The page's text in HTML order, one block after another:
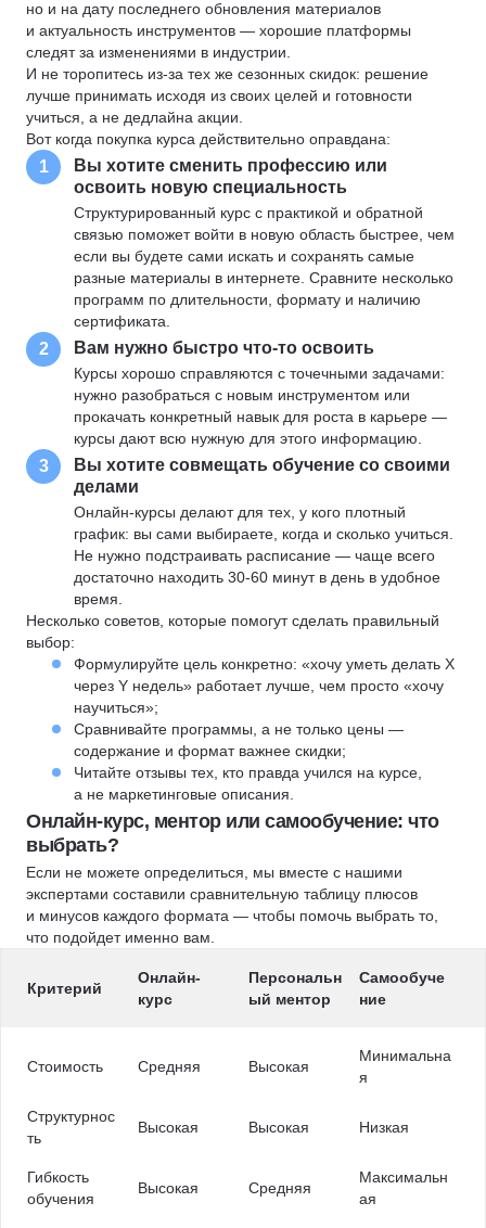
но и на дату последнего обновления материалов
и актуальность инструментов — хорошие платформы
следят за изменениями в индустрии.
И не торопитесь из-за тех же сезонных скидок: решение
лучше принимать исходя из своих целей и готовности
учиться, а не дедлайна акции.
Вот когда покупка курса действительно оправдана:
1
Вы хотите сменить профессию или
освоить новую специальность
Структурированный курс с практикой и обратной
связью поможет войти в новую область быстрее, чем
если вы будете сами искать и сохранять самые
разные материалы в интернете. Сравните несколько
программ по длительности, формату и наличию
сертификата.
2 Вам нужно быстро что-то освоить
Курсы хорошо справляются с точечными задачами:
нужно разобраться с новым инструментом или
прокачать конкретный навык для роста в карьере —
курсы дают всю нужную для этого информацию.
3
Вы хотите совмещать обучение со своими
делами
Онлайн-курсы делают для тех, у кого плотный
график: вы сами выбираете, когда и сколько учиться.
Не нужно подстраивать расписание — чаще всего
достаточно находить 30-60 минут в день в удобное
время.
Несколько советов, которые помогут сделать правильный
выбор:
Формулируйте цель конкретно: «хочу уметь делать X
через Y недель» работает лучше, чем просто «хочу
научиться»;
Сравнивайте программы, а не только цены —
содержание и формат важнее скидки;
Читайте отзывы тех, кто правда учился на курсе,
а не маркетинговые описания.
Онлайн-курс, ментор или самообучение: что
выбрать?
Если не можете определиться, мы вместе с нашими
экспертами составили сравнительную таблицу плюсов
и минусов каждого формата — чтобы помочь выбрать то,
что подойдет именно вам.
Критерий
Онлайн-
курс
Персональн
ый ментор
Самообуче
ние
Стоимость Средняя Высокая
Минимальна
я
Структурнос
ть
Высокая Высокая Низкая
Гибкость
обучения
Высокая Средняя
Максимальн
ая